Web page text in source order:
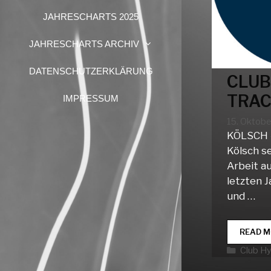
JAHRESCHARTS 2025
JAHRESCHARTS ARCHIV
DATENSCHUTZERKLÄRUNG
IMPRESSUM
Kölsch
Arbeit
letzten
und …
READ
Club